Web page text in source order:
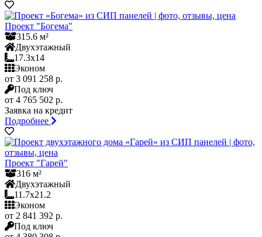
Проект "Богема"
315.6 м²
Двухэтажный
17.3x14
Эконом
от 3 091 258 р.
Под ключ
от 4 765 502 р.
Заявка на кредит
Подробнее
Проект "Гарей"
316 м²
Двухэтажный
11.7x21.2
Эконом
от 2 841 392 р.
Под ключ